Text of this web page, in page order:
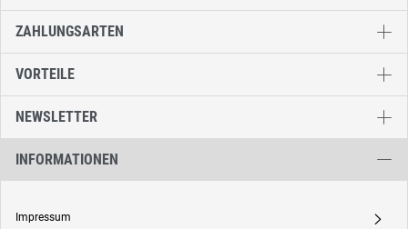
ZAHLUNGSARTEN
VORTEILE
NEWSLETTER
INFORMATIONEN
Impressum A